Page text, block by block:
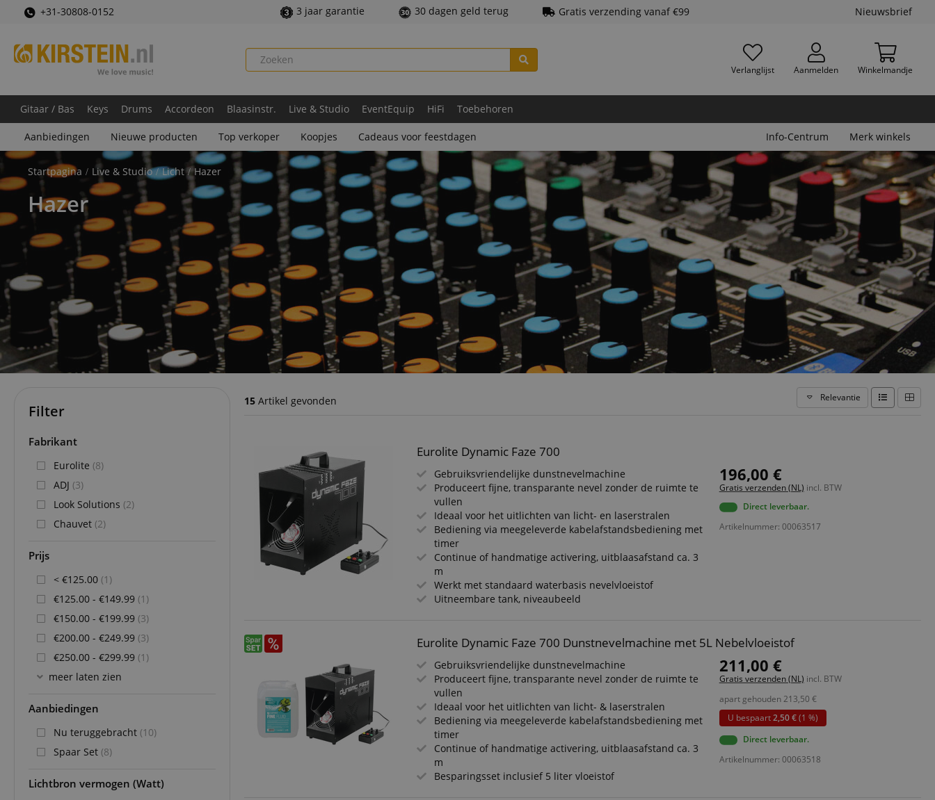
+31-30808-0152 3 jaar garantie 30 dagen geld terug Gratis verzending vanaf €99 Nieuwsbrief
Verlanglijst Aanmelden Winkelmandje
Gitaar / Bas Keys Drums Accordeon Blaasinstr. Live & Studio EventEquip HiFi Toebehoren
Aanbiedingen Nieuwe producten Top verkoper Koopjes Cadeaus voor feestdagen Info-Centrum Merk winkels
Startpagina Live & Studio Licht Hazer
Hazer
15 Artikel gevonden Relevantie
Eurolite Dynamic Faze 700
Gebruiksvriendelijke dunstnevelmachine
Produceert fijne, transparante nevel zonder de ruimte te
vullen
Ideaal voor het uitlichten van licht- en laserstralen
Bediening via meegeleverde kabelafstandsbediening met
timer
Continue of handmatige activering, uitblaasafstand ca. 3
m
Werkt met standaard waterbasis nevelvloeistof
Uitneembare tank, niveaubeeld
196,00 €
Gratis verzenden (NL) incl. BTW
Direct leverbaar.
Artikelnummer: 00063517
Eurolite Dynamic Faze 700 Dunstnevelmachine met 5L Nebelvloeistof
Gebruiksvriendelijke dunstnevelmachine
Produceert fijne, transparante nevel zonder de ruimte te
vullen
Ideaal voor het uitlichten van licht- & laserstralen
Bediening via meegeleverde kabelafstandsbediening met
timer
Continue of handmatige activering, uitblaasafstand ca. 3
m
Besparingsset inclusief 5 liter vloeistof
211,00 €
Gratis verzenden (NL) incl. BTW
apart gehouden213,50 €
U bespaart2,50 €(1 %)
Direct leverbaar.
Artikelnummer: 00063518
Filter
Fabrikant
Eurolite (8)
ADJ (3)
Look Solutions (2)
Chauvet (2)
Prijs
< €125.00 (1)
€125.00 - €149.99 (1)
€150.00 - €199.99 (3)
€200.00 - €249.99 (3)
€250.00 - €299.99 (1)
meer laten zien
Aanbiedingen
Nu teruggebracht (10)
Spaar Set (8)
Lichtbron vermogen (Watt)